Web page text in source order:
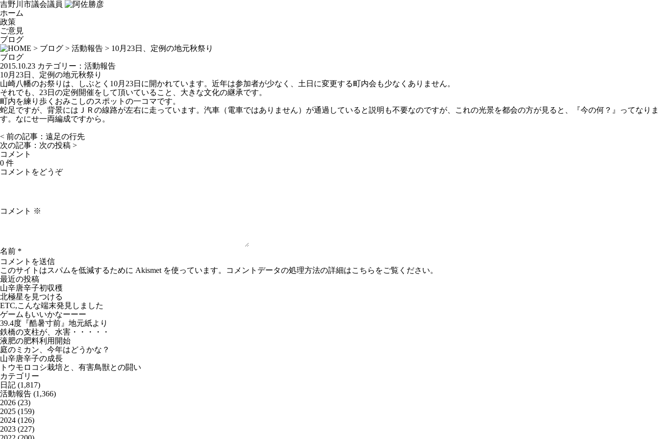
吉野川市議会議員
ホーム
政策
ご意見
ブログ
> ブログ > 活動報告 > 10月23日、定例の地元秋祭り
ブログ
2015.10.23 カテゴリー： 活動報告
10月23日、定例の地元秋祭り
山崎八幡のお祭りは、しぶとく10月23日に開かれています。近年は参加者が少なく、土日に変更する町内会も少なくありません。
それでも、23日の定例開催をして頂いていること、大きな文化の継承です。
町内を練り歩くおみこしのスポットの一コマです。
蛇足ですが、背景にはＪＲの線路が左右に走っています。汽車（電車ではありません）が通過していると説明も不要なのですが、これの光景を都会の方が見ると、『今の何？』ってなりま
す。なにせ一両編成ですから。
< 前の記事： 遠足の行先
次の記事： 次の投稿 >
コメント
0 件
コメントをどうぞ
コメント ※
名前 *
このサイトはスパムを低減するために Akismet を使っています。 コメントデータの処理方法の詳細はこちらをご覧ください。
最近の投稿
山辛唐辛子初収穫
北極星を見つける
ETC,こんな端末発見しました
ゲームもいいかなーーー
39.4度『酷暑寸前』地元紙より
鉄橋の支柱が、水害・・・・・
液肥の肥料利用開始
庭のミカン、今年はどうかな？
山辛唐辛子の成長
トウモロコシ栽培と、有害鳥獣との闘い
カテゴリー
日記 (1,817)
活動報告 (1,366)
2026 (23)
2025 (159)
2024 (126)
2023 (227)